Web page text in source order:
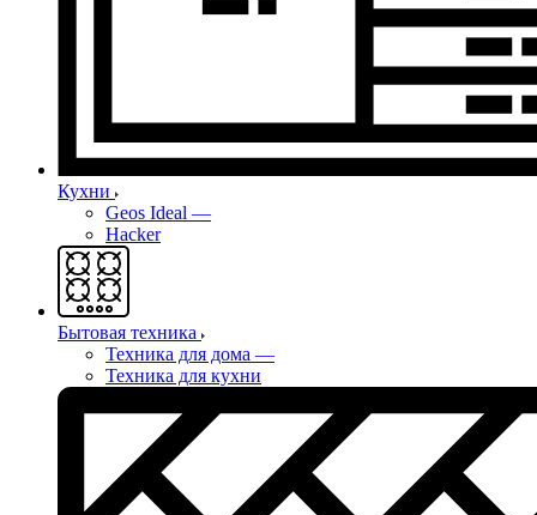
Кухни
Geos Ideal —
Hacker
Бытовая техника
Техника для дома —
Техника для кухни